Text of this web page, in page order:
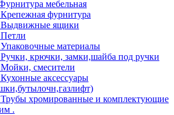
мебельная
фурнитура
Выдвижные ящики
материалы
крючки, замки,шайба под ручки
смесители
аксессуары
хромированные и комплектующие
.